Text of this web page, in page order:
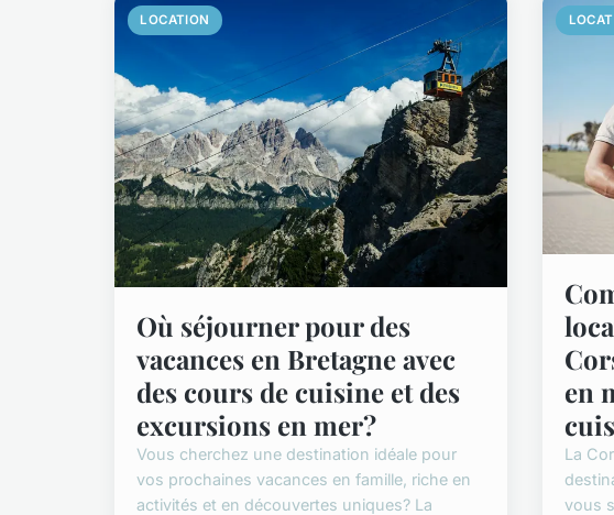
LOCATION
Où séjourner pour des
vacances en Bretagne avec
des cours de cuisine et des
excursions en mer?
Vous cherchez une destination idéale pour
vos prochaines vacances en famille, riche en
activités et en découvertes uniques? La
en
La
vous